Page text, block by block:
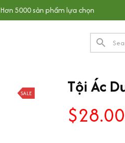
Hơn 5000 sản phẩm lựa chọn
SALE Tội Ác
$28.00